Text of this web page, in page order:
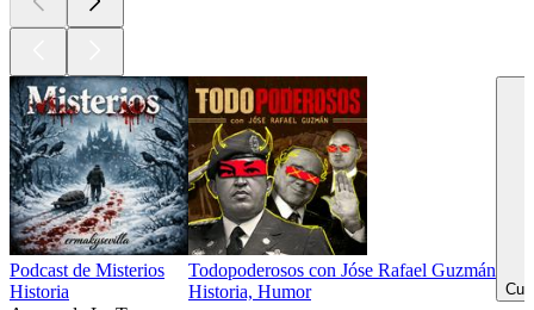
Podcast de Misterios
Historia
Todopoderosos con Jóse Rafael Guzmán
Historia, Humor